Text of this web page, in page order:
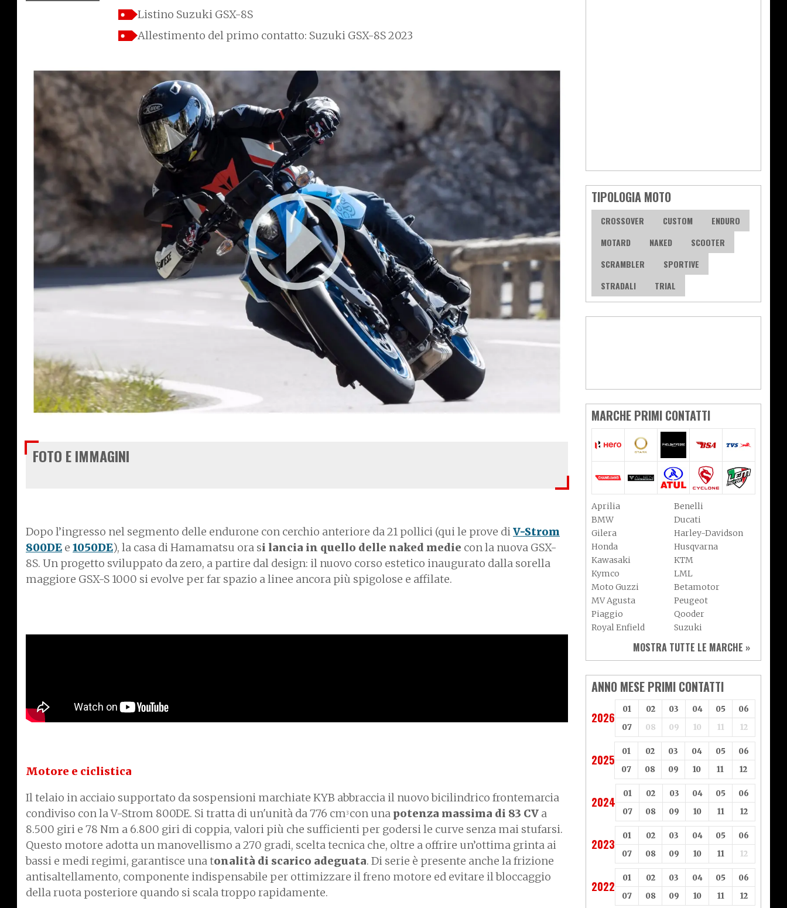
Listino Suzuki GSX-8S
Allestimento del primo contatto: Suzuki GSX-8S 2023
FOTO E IMMAGINI
Dopo l’ingresso nel segmento delle endurone con cerchio anteriore da 21 pollici (qui le prove diV-Strom
800DE e 1050DE), la casa di Hamamatsu ora si lancia in quello delle naked medie con la nuova GSX-
8S. Un progetto sviluppato da zero, a partire dal design: il nuovo corso estetico inaugurato dalla sorella
maggiore GSX-S 1000 si evolve per far spazio a linee ancora più spigolose e affilate.
Motore e ciclistica
Il telaio in acciaio supportato da sospensioni marchiate KYB abbraccia il nuovo bicilindrico frontemarcia
condiviso con la V-Strom 800DE. Si tratta di un'unità da 776 cm3 con una potenza massima di 83 CV a
8.500 giri e 78 Nm a 6.800 giri di coppia, valori più che sufficienti per godersi le curve senza mai stufarsi.
Questo motore adotta un manovellismo a 270 gradi, scelta tecnica che, oltre a offrire un’ottima grinta ai
bassi e medi regimi, garantisce una tonalità di scarico adeguata. Di serie è presente anche la frizione
antisaltellamento, componente indispensabile per ottimizzare il freno motore ed evitare il bloccaggio
della ruota posteriore quando si scala troppo rapidamente.
TIPOLOGIA MOTO
CROSSOVER CUSTOM
ENDURO
MOTARD
NAKED
SCOOTER
SCRAMBLER
SPORTIVE
STRADALI
TRIAL
MARCHE PRIMI CONTATTI
Aprilia
Benelli
BMW
Ducati
Gilera
Harley-Davidson
Honda
Husqvarna
Kawasaki
KTM
Kymco
LML
Moto Guzzi
Betamotor
MV Agusta
Peugeot
Piaggio
Qooder
Royal Enfield
Suzuki
Triumph
Yamaha
Aeon
Aspes
Axy
Baotian
MOSTRA TUTTE LE MARCHE »
ANNO MESE PRIMI CONTATTI
2026
01 02 03 04 05
06
07
08 09 10 11 12
2025
01 02 03 04 05
06
07
08 09 10 11 12
2024
01 02 03 04 05
06
07
08 09 10 11 12
2023
01 02 03 04 05
06
07
08 09 10 11 12
2022
01 02 03 04 05
06
07
08 09 10 11 12